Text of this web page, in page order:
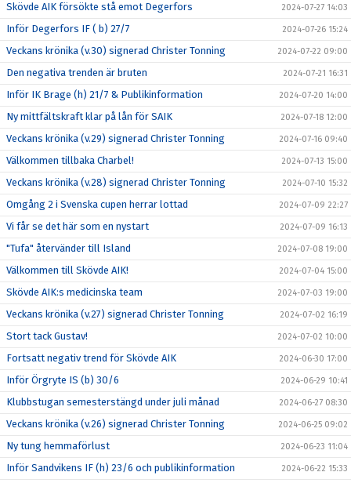
Skövde AIK försökte stå emot Degerfors 2024-07-27 14:03
Inför Degerfors IF ( b) 27/7 2024-07-26 15:24
Veckans krönika (v.30) signerad Christer Tonning 2024-07-22 09:00
Den negativa trenden är bruten 2024-07-21 16:31
Inför IK Brage (h) 21/7 & Publikinformation 2024-07-20 14:00
Ny mittfältskraft klar på lån för SAIK 2024-07-18 12:00
Veckans krönika (v.29) signerad Christer Tonning 2024-07-16 09:40
Välkommen tillbaka Charbel! 2024-07-13 15:00
Veckans krönika (v.28) signerad Christer Tonning 2024-07-10 15:32
Omgång 2 i Svenska cupen herrar lottad 2024-07-09 22:27
Vi får se det här som en nystart 2024-07-09 16:13
"Tufa" återvänder till Island 2024-07-08 19:00
Välkommen till Skövde AIK! 2024-07-04 15:00
Skövde AIK:s medicinska team 2024-07-03 19:00
Veckans krönika (v.27) signerad Christer Tonning 2024-07-02 16:19
Stort tack Gustav! 2024-07-02 10:00
Fortsatt negativ trend för Skövde AIK 2024-06-30 17:00
Inför Örgryte IS (b) 30/6 2024-06-29 10:41
Klubbstugan semesterstängd under juli månad 2024-06-27 08:30
Veckans krönika (v.26) signerad Christer Tonning 2024-06-25 09:02
Ny tung hemmaförlust 2024-06-23 11:04
Inför Sandvikens IF (h) 23/6 och publikinformation 2024-06-22 15:33